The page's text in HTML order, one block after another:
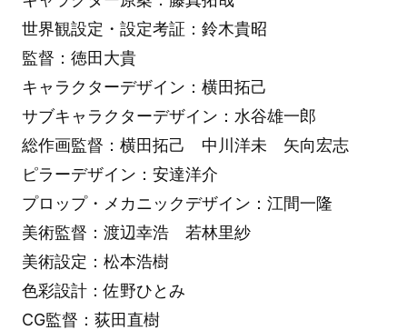
世界観設定・設定考証：鈴木貴昭
監督：徳田大貴
キャラクターデザイン：横田拓己
サブキャラクターデザイン：水谷雄一郎
総作画監督：横田拓己 中川洋未 矢向宏志
ピラーデザイン：安達洋介
プロップ・メカニックデザイン：江間一隆
美術監督：渡辺幸浩 若林里紗
美術設定：松本浩樹
色彩設計：佐野ひとみ
CG監督：荻田直樹